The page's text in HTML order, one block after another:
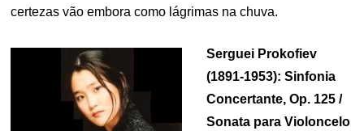
certezas vão embora como lágrimas na chuva.
Serguei Prokofiev
(1891-1953): Sinfonia
Concertante, Op. 125 /
Sonata para Violoncelo